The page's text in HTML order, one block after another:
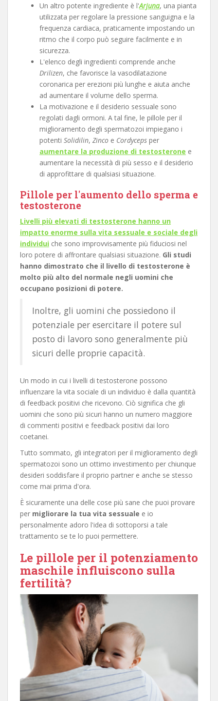
Un altro potente ingrediente è l'Arjuna, una pianta
utilizzata per regolare la pressione sanguigna e la
frequenza cardiaca, praticamente impostando un
ritmo che il corpo può seguire facilmente e in
sicurezza.
L'elenco degli ingredienti comprende anche
Drilizen, che favorisce la vasodilatazione
coronarica per erezioni più lunghe e aiuta anche
ad aumentare il volume dello sperma.
La motivazione e il desiderio sessuale sono
regolati dagli ormoni. A tal fine, le pillole per il
miglioramento degli spermatozoi impiegano i
potenti Solidilin, Zinco e Cordyceps per
aumentare la produzione di testosterone e
aumentare la necessità di più sesso e il desiderio
di approfittare di qualsiasi situazione.
Pillole per l'aumento dello sperma e
testosterone
Livelli più elevati di testosterone hanno un
impatto enorme sulla vita sessuale e sociale degli
individui che sono improvvisamente più fiduciosi nel
loro potere di affrontare qualsiasi situazione. Gli studi
hanno dimostrato che il livello di testosterone è
molto più alto del normale negli uomini che
occupano posizioni di potere.
Inoltre, gli uomini che possiedono il
potenziale per esercitare il potere sul
posto di lavoro sono generalmente più
sicuri delle proprie capacità.
Un modo in cui i livelli di testosterone possono
influenzare la vita sociale di un individuo è dalla quantità
di feedback positivi che ricevono. Ciò significa che gli
uomini che sono più sicuri hanno un numero maggiore
di commenti positivi e feedback positivi dai loro
coetanei.
Tutto sommato, gli integratori per il miglioramento degli
spermatozoi sono un ottimo investimento per chiunque
desideri soddisfare il proprio partner e anche se stesso
come mai prima d'ora.
È sicuramente una delle cose più sane che puoi provare
per migliorare la tua vita sessuale e io
personalmente adoro l'idea di sottoporsi a tale
trattamento se te lo puoi permettere.
Le pillole per il potenziamento
maschile influiscono sulla
fertilità?